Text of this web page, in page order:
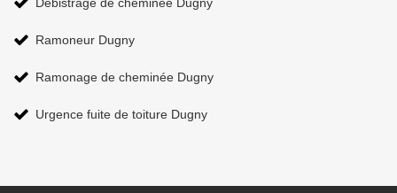
Ramoneur Dugny
Ramonage de cheminée Dugny
Urgence fuite de toiture Dugny